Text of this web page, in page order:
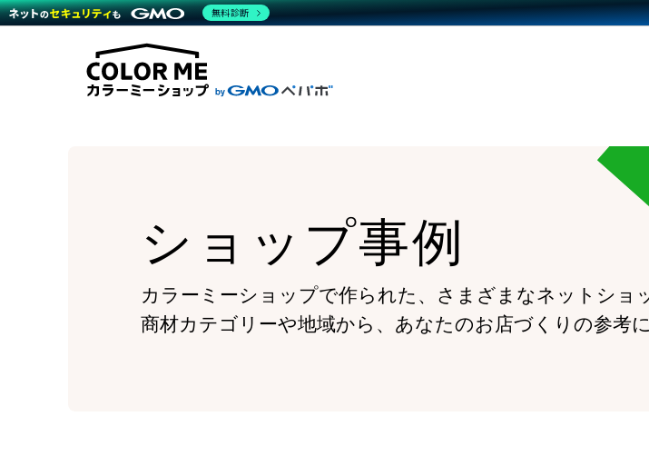
商材一覧を見る
機能一覧を見る
WordPress導入
顧客ロイヤリティを向上
モバイルアプリ
複数店舗との連携
料金
プラン・料金一覧を見る
事例
運営サポート
サポート一覧を見る
ショップ事例
カラーミーショップで作られた、さまざまなネットショ
商材カテゴリーや地域から、あなたのお店づくりの参考
無料診断